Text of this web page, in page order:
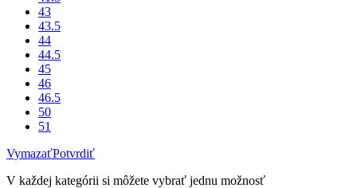
43
43.5
44
44.5
45
46
46.5
50
51
VymazaťPotvrdiť
V každej kategórii si môžete vybrať jednu možnosť